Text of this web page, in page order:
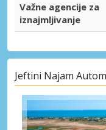
Važne agencije za
iznajmljivanje
Jeftini Najam